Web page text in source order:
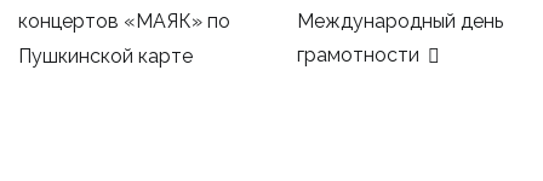
записям
концертов «МАЯК» по
Пушкинской карте
Международный день
грамотности